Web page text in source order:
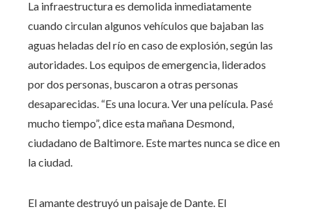
La infraestructura es demolida inmediatamente
cuando circulan algunos vehículos que bajaban las
aguas heladas del río en caso de explosión, según las
autoridades. Los equipos de emergencia, liderados
por dos personas, buscaron a otras personas
desaparecidas. “Es una locura. Ver una película. Pasé
mucho tiempo”, dice esta mañana Desmond,
ciudadano de Baltimore. Este martes nunca se dice en
la ciudad.
El amante destruyó un paisaje de Dante. El